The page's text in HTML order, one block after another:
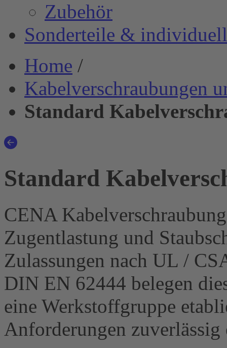
Zubehör
Sonderteile &
Home /
Kabelverschraubungen
Standard
Standard
CENA
Zugentlastung und
Zulassungen nach UL /
DIN EN 62444 belegen
eine Werkstoffgruppe
Anforderungen